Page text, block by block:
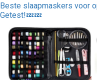
Beste slaapmaskers voor
Getest!💤💤